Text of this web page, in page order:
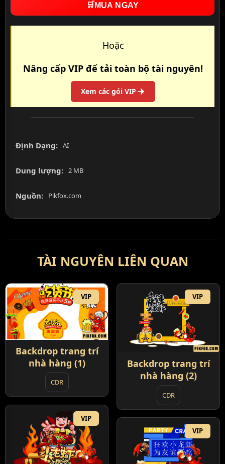
🛒 MUA NGAY
Hoặc
Nâng cấp VIP để tải toàn bộ tài nguyên!
Xem các gói VIP
Định Dạng: AI
Dung lượng: 2 MB
Nguồn: Pikfox.com
TÀI NGUYÊN LIÊN QUAN
VIP
Backdrop trang trí
nhà hàng (1)
CDR
VIP
Backdrop trang trí
nhà hàng (2)
CDR
VIP
VIP